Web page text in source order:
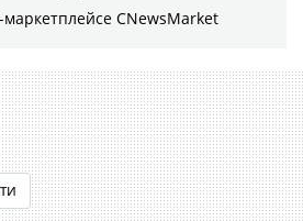
CNewsMarket